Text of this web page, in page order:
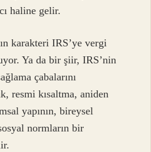
haline gelir.
karakteri IRS’ye vergi
Ya da bir şiir, IRS’nin
çabalarını
resmi kısaltma, aniden
yapının, bireysel
normların bir